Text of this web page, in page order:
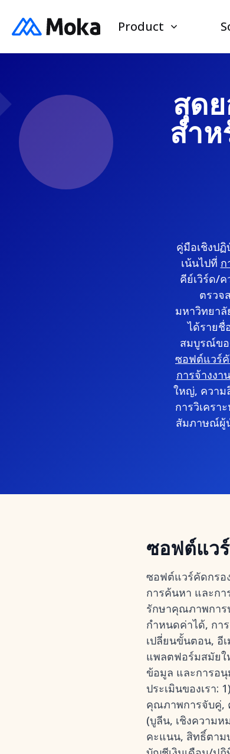
Product
สุด
สำห
คู่มือเชิงป
เน้นไปที่ ก
คีย์เวิร์ด/
ตรวจ
มหาวิทยาลั
ได้รายชื่
สมบูรณ์ขอ
ซอฟต์แวร์คั
การจ้างง
ใหญ่, ความ
การวิเครา
สัมภาษณ์ผู้น
ซอฟต์แว
ซอฟต์แวร์คัดกรอ
การค้นหา และกา
รักษาคุณภาพการ
กำหนดค่าได้, กา
เปลี่ยนขั้นตอน, อี
แพลตฟอร์มสมัยใ
ข้อมูล และการอ
ประเมินของเรา:
คุณภาพการจับคู่,
(บูลีน, เชิงความ
คะแนน, สิทธิ์ตาม